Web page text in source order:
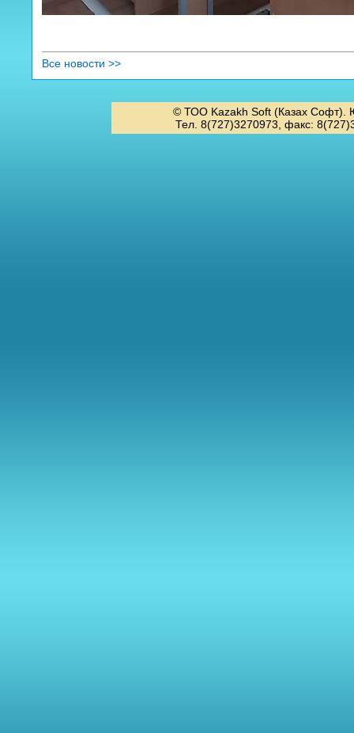
Все новости >>
© ТОО Kazakh Soft (Казах Софт).
Тел. 8(727)3270973, факс: